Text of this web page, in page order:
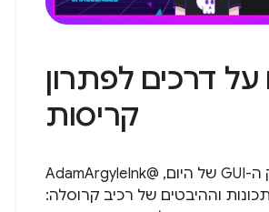
על דרכים לפתרון
קריסות
באתגר ממשק ה-GUI של היום, @AdamArgyleInk
וההיבטים של רכיב קרוסלה: